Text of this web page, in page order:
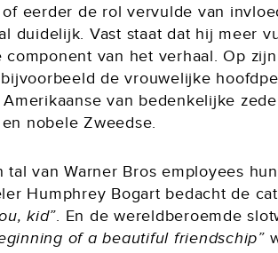
eerder de rol vervulde van
duidelijk. Vast staat dat hij meer
component van het verhaal. Op
de vrouwelijke
van bedenkelijke
nobele Zweedse.
tal van Warner Bros employees
Humphrey Bogart bedacht de
kid”. En de wereldberoemde
of a beautiful friendschip”